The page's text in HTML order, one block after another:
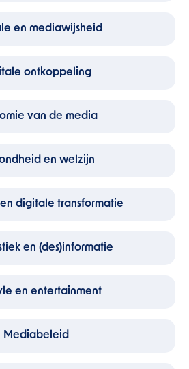
en mediawijsheid
ontkoppeling
van de media
en welzijn
digitale transformatie
en (des)informatie
en entertainment
Mediabeleid